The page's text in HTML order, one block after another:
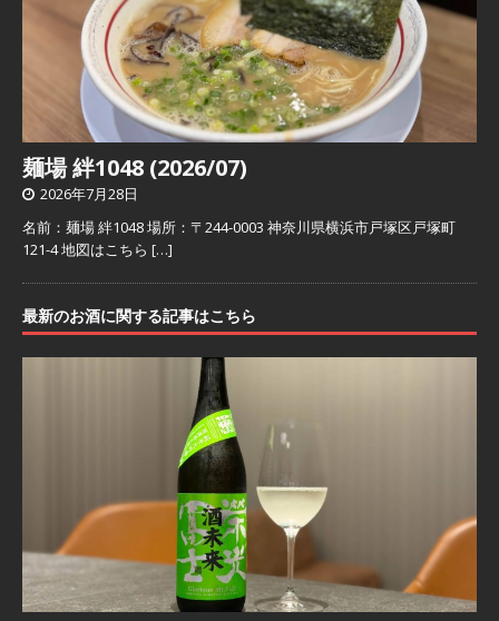
麺場 絆1048 (2026/07)
2026年7月28日
名前：麺場 絆1048 場所：〒244-0003 神奈川県横浜市戸塚区戸塚町
121-4 地図はこちら […]
最新のお酒に関する記事はこちら